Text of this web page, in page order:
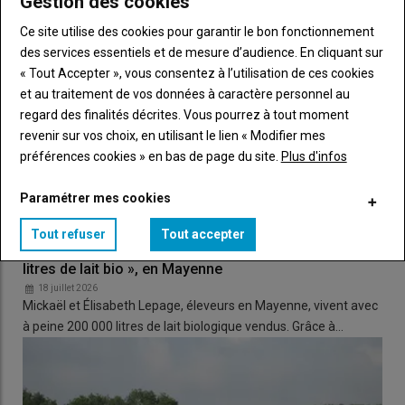
Lire aussiSept facteurs favorisent la déprise
laitière en France
Lors de l'assemblée générale de la SAS Biolait, les adhérents
ont voté deux orientations stratégiques visant à renforcer la
compétitivité de Biolait et à consolider son ancrage territoiral.
Recherche de partenaires dans les
territoires
La première vise à« mettre en place des solutions permettant
de garantir un niveau de coût soutenable dans la durée :
installation de nouveaux adhérents, recherche dedébouchés
locaux, optimisation logistique avec des acteurs locaux ...
collecte. Tout le monde a intérêt de trouver des solutions pour
Élevage laitier bio : « Nous vivons à deux avec 200 000
litres de lait bio », en Mayenne
18 juillet 2026
Mickaël et Élisabeth Lepage, éleveurs en Mayenne, vivent avec
à peine 200 000 litres de lait biologique vendus. Grâce à…
Ce site utilise des cookies pour garantir le bon fonctionnement
des services essentiels et de mesure d’audience. En cliquant sur
« Tout Accepter », vous consentez à l’utilisation de ces cookies
et au traitement de vos données à caractère personnel au
regard des finalités décrites. Vous pourrez à tout moment
revenir sur vos choix, en utilisant le lien « Modifier mes
préférences cookies » en bas de page du site. Plus d'infos
Paramétrer mes cookies
Tout refuser Tout accepter